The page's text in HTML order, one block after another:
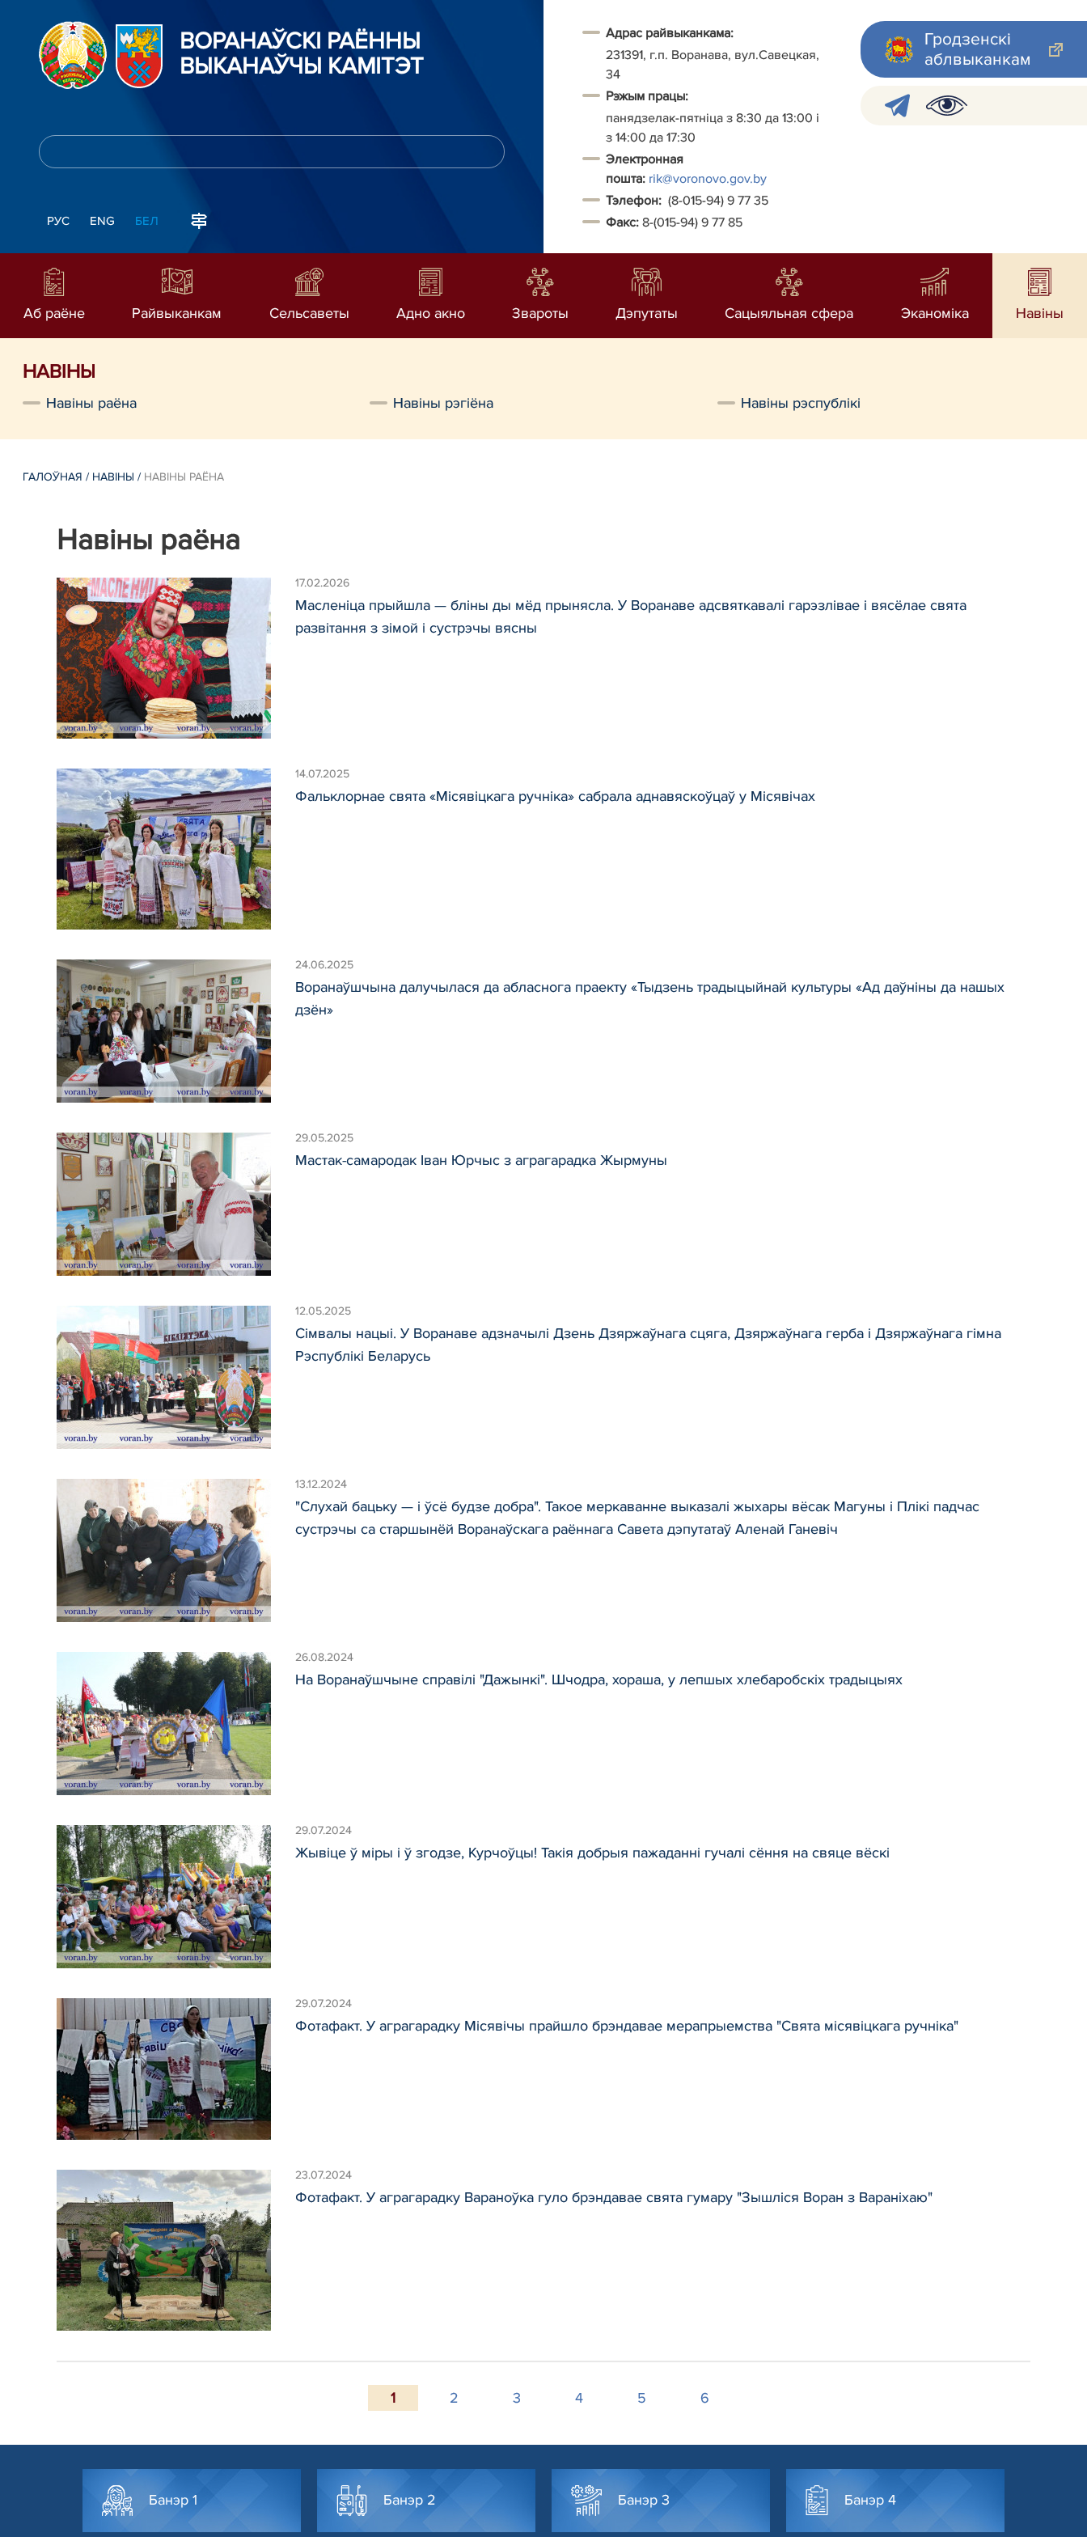
ВОРАНАЎСКІ РАЁННЫ
ВЫКАНАЎЧЫ КАМІТЭТ
РУС ENG БЕЛ
Адрас райвыканкама:
231391, г.п. Воранава, вул.Савецкая,
34
Рэжым працы:
панядзелак-пятніца з 8:30 да 13:00 і
з 14:00 да 17:30
Электронная
пошта: rik@voronovo.gov.by
Тэлефон: (8-015-94) 9 77 35
Факс: 8-(015-94) 9 77 85
Гродзенскі
аблвыканкам
Аб раёне Райвыканкам Сельсаветы Адно акно Звароты Дэпутаты Сацыяльная сфера Эканоміка Навiны
НАВIНЫ
Навiны раёна Навiны рэгiёна Навiны рэспублiкi
ГАЛОЎНАЯ / НАВIНЫ / НАВIНЫ РАЁНА
Навiны раёна
17.02.2026
Масленіца прыйшла — бліны ды мёд прынясла. У Воранаве адсвяткавалі гарэзлівае і вясёлае свята
развітання з зімой і сустрэчы вясны
14.07.2025
Фальклорнае свята «Місявіцкага ручніка» сабрала аднавяскоўцаў у Місявічах
24.06.2025
Воранаўшчына далучылася да абласнога праекту «Тыдзень традыцыйнай культуры «Ад даўніны да нашых
дзён»
29.05.2025
Мастак-самародак Іван Юрчыс з аграгарадка Жырмуны
12.05.2025
Сімвалы нацыі. У Воранаве адзначылі Дзень Дзяржаўнага сцяга, Дзяржаўнага герба і Дзяржаўнага гімна
Рэспублікі Беларусь
13.12.2024
"Слухай бацьку — і ўсё будзе добра". Такое меркаванне выказалі жыхары вёсак Магуны і Плікі падчас
сустрэчы са старшынёй Воранаўскага раённага Савета дэпутатаў Аленай Ганевіч
26.08.2024
На Воранаўшчыне справілі "Дажынкі". Шчодра, хораша, у лепшых хлебаробскіх традыцыях
29.07.2024
Жывіце ў міры і ў згодзе, Курчоўцы! Такія добрыя пажаданні гучалі сёння на свяце вёскі
29.07.2024
Фотафакт. У аграгарадку Місявічы прайшло брэндавае мерапрыемства "Свята місявіцкага ручніка"
23.07.2024
Фотафакт. У аграгарадку Вараноўка гуло брэндавае свята гумару "Зышліся Воран з Вараніхаю"
1 2 3 4 5 6
Банэр 1 Банэр 2 Банэр 3 Банэр 4